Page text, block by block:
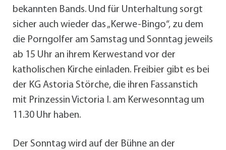
bekannten Bands. Und für Unterhaltung sorgt
sicher auch wieder das „Kerwe-Bingo“, zu dem
die Porngolfer am Samstag und Sonntag jeweils
ab 15 Uhr an ihrem Kerwestand vor der
katholischen Kirche einladen. Freibier gibt es bei
der KG Astoria Störche, die ihren Fassanstich
mit Prinzessin Victoria I. am Kerwesonntag um
11.30 Uhr haben.
Der Sonntag wird auf der Bühne an der